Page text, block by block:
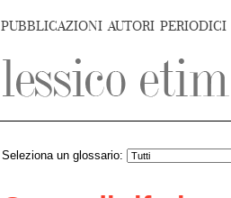
PUBBLICAZIONI AUTORI PERIODICI
Seleziona un glossario: